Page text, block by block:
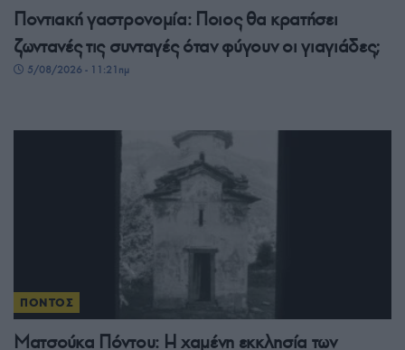
Ποντιακή γαστρονομία: Ποιος θα κρατήσει
ζωντανές τις συνταγές όταν φύγουν οι γιαγιάδες;
5/08/2026 - 11:21πμ
ΠΟΝΤΟΣ
Ματσούκα Πόντου: Η χαμένη εκκλησία των